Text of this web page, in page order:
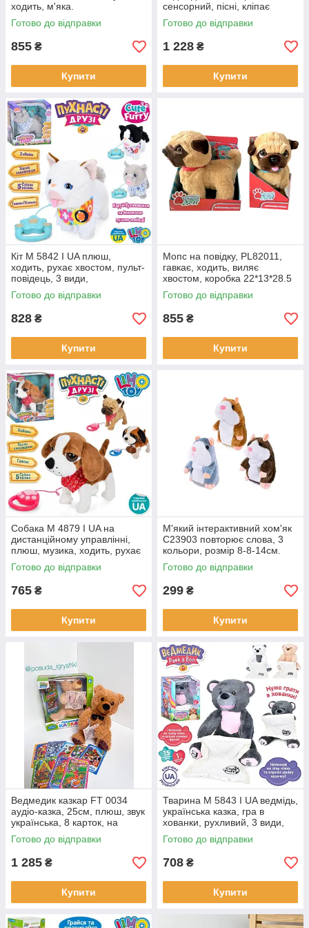
ходить, м'яка.
Готово до відправки
855 ₴
Купити
сенсорний, пісні, кліпає
очима, засинає, музика
(українська), батарейки,
Готово до відправки
1 228 ₴
Купити
Кіт M 5842 I UA плюш,
ходить, рухає хвостом, пульт-
повідець, 3 види,
музика(українська), на
батарейках, коробка, 28-27-
Готово до відправки
828 ₴
Купити
Мопс на повідку, PL82011,
гавкає, ходить, виляє
хвостом, коробка 22*13*28.5
см, розмір іграшки - 22 см
Готово до відправки
855 ₴
Купити
Собака M 4879 I UA на
дистанційному управлінні,
плюш, музика, ходить, рухає
хвостом, на батарейках, 3
види.
Готово до відправки
765 ₴
Купити
М'який інтерактивний хом'як
C23903 повторює слова, 3
кольори, розмір 8-8-14см.
Готово до відправки
299 ₴
Купити
Ведмедик казкар FT 0034
аудіо-казка, 25см, плюш, звук
українська, 8 карток, на
батарейках, в коробці, 31-
31,5 см
Готово до відправки
1 285 ₴
Купити
Тварина M 5843 I UA ведмідь,
українська казка, гра в
хованки, рухливий, 3 види,
музика, на батарейках, в
коробці,19-27,5-19см
Готово до відправки
708 ₴
Купити